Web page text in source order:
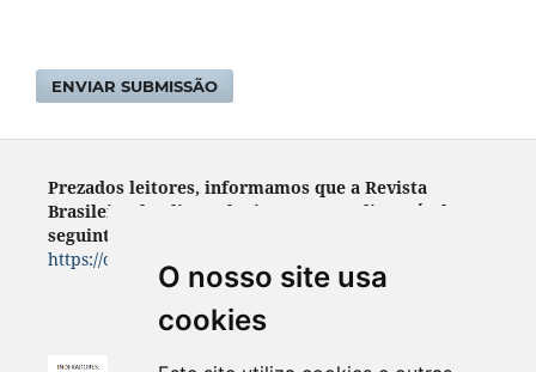
O nosso site usa
cookies
ENVIAR SUBMISSÃO
Prezados leitores, informamos que a Revista
Brasileira de Climatologia encontra- disponível no
seguinte endereço:
https://ojs.ufgd.edu.br/index.php/rbclima